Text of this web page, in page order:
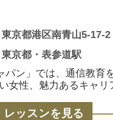
東京都港区南青山5-17-2
東京都・表参道駅
パン」では、通信教育
女性、魅力あるキャ
レッスンを見る